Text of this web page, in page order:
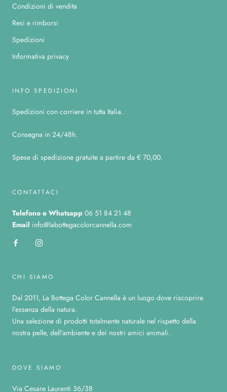
Condizioni di vendita
Resi e rimborsi
Spedizioni
Informativa privacy
INFO SPEDIZIONI
Spedizioni con corriere in tutta Italia.
Consegna in 24/48h.
Spese di spedizione gratuite a partire da € 70,00.
CONTATTACI
Telefono e Whatsapp 06 51 84 21 48
Email info@labottegacolorcannella.com
CHI SIAMO
Dal 2011, La Bottega Color Cannella è un luogo dove riscoprire
l’essenza della natura.
Una selezione di prodotti totalmente naturale nel rispetto della
nostra pelle, dell'ambiente e dei nostri amici animali.
DOVE SIAMO
Via Cesare Laurenti 36/38